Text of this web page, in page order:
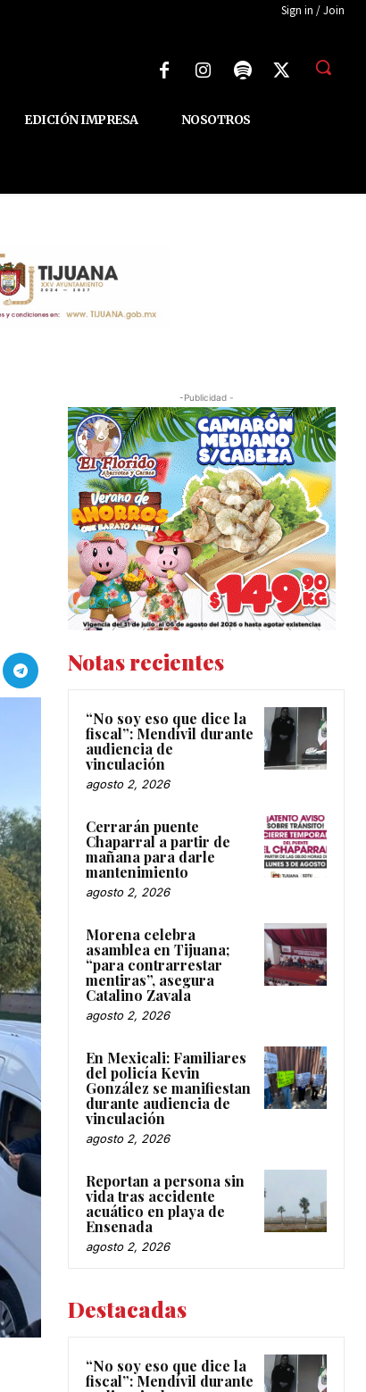
Sign in / Join
EDICIÓN IMPRESA NOSOTROS
-Publicidad -
Notas recientes
“No soy eso que dice la
fiscal”: Mendívil durante
audiencia de
vinculación
agosto 2, 2026
Cerrarán puente
Chaparral a partir de
mañana para darle
mantenimiento
agosto 2, 2026
Morena celebra
asamblea en Tijuana;
“para contrarrestar
mentiras”, asegura
Catalino Zavala
agosto 2, 2026
En Mexicali: Familiares
del policía Kevin
González se manifiestan
durante audiencia de
vinculación
agosto 2, 2026
Reportan a persona sin
vida tras accidente
acuático en playa de
Ensenada
agosto 2, 2026
Destacadas
“No soy eso que dice la
fiscal”: Mendívil durante